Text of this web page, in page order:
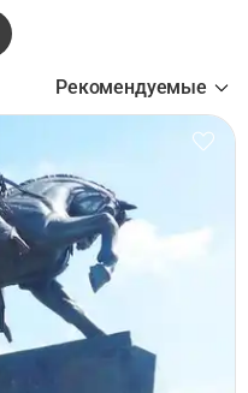
Рекомендуемые